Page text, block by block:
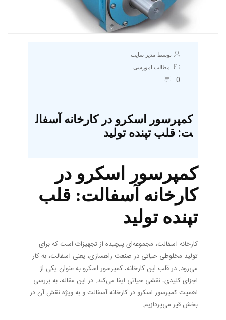
توسط مدیر سایت
مطالب اموزشی
0
کمپرسور اسکرو در کارخانه آسفال
ت: قلب تپنده تولید
کمپرسور اسکرو در
کارخانه آسفالت: قلب
تپنده تولید
کارخانه آسفالت، مجموعه‌ای پیچیده از تجهیزات است که برای
تولید مخلوطی حیاتی در صنعت راهسازی، یعنی آسفالت، به کار
می‌رود. در قلب این کارخانه، کمپرسور اسکرو به عنوان یکی از
اجزای کلیدی، نقشی حیاتی ایفا می‌کند. در این مقاله، به بررسی
اهمیت کمپرسور اسکرو در کارخانه آسفالت و به ویژه نقش آن در
بخش قیر می‌پردازیم.